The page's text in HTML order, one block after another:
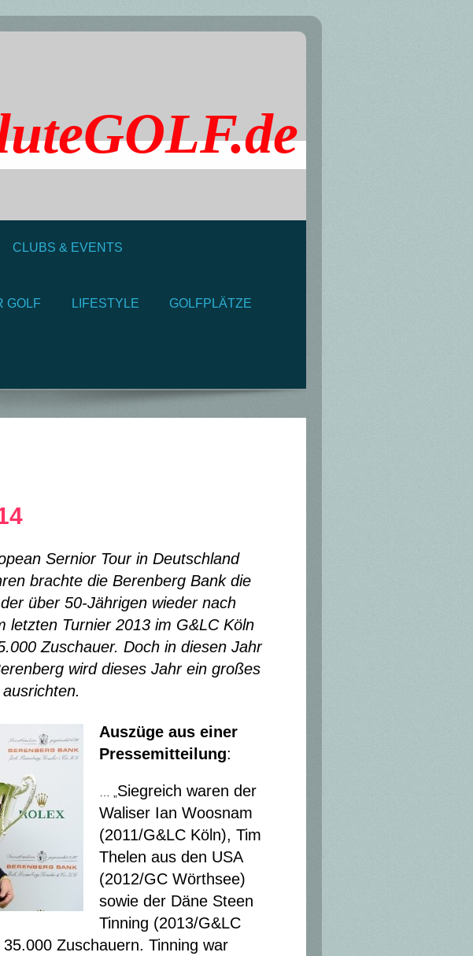
CLUBS & EVENTS
GOLF LIFESTYLE GOLFPLÄTZE
Sernior Tour in Deutschland
brachte die Berenberg Bank die
über 50-Jährigen wieder nach
letzten Turnier 2013 im G&LC Köln
Zuschauer. Doch in diesen Jahr
wird dieses Jahr ein großes
Auszüge aus einer
Pressemitteilung:
Siegreich waren der
Waliser Ian Woosnam
(2011/G&LC Köln), Tim
Thelen aus den USA
(2012/GC Wörthsee)
sowie der Däne Steen
Tinning (2013/G&LC
Zuschauern. Tinning war